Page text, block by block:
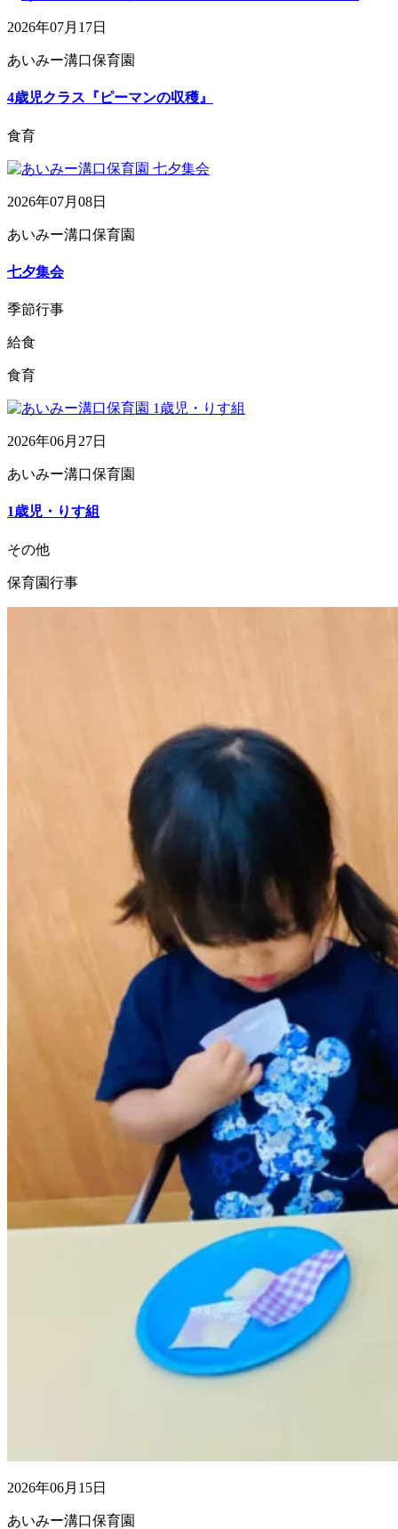
2026年07月17日
あいみー溝口保育園
4歳児クラス『ピーマンの収穫』
食育
2026年07月08日
あいみー溝口保育園
七夕集会
季節行事
給食
食育
2026年06月27日
あいみー溝口保育園
1歳児・りす組
その他
保育園行事
2026年06月15日
あいみー溝口保育園